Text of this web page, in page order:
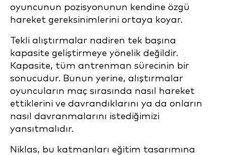
oyuncunun pozisyonunun kendine özgü
hareket gereksinimlerini ortaya koyar.
Tekli alıştırmalar nadiren tek başına
kapasite geliştirmeye yönelik değildir.
Kapasite, tüm antrenman sürecinin bir
sonucudur. Bunun yerine, alıştırmalar
oyuncuların maç sırasında nasıl hareket
ettiklerini ve davrandıklarını ya da onların
nasıl davranmalarını istediğimizi
yansıtmalıdır.
Niklas, bu katmanları eğitim tasarımına